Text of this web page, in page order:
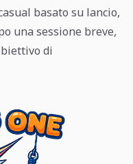
basato su lancio,
una sessione breve,
di